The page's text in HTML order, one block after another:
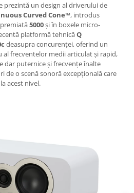
prezintă un design al driverului de
Curved Cone™, introdus
5000și în boxele micro-
platformă tehnicăQ
deasupra concurenței, oferind un
frecventelor medii articulat și rapid,
dar puternice și frecvențe înalte
de o scenă sonoră excepțională care
acest nivel.